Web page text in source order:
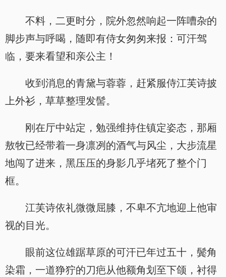
不料，二更时分，院外忽然响起一阵嘈杂的
脚步声与呼喝，随即有侍女匆匆来报：可汗驾
临，要来看望和亲公主！
收到消息的青黛与蓉蓉，赶紧服侍江芙诗披
上外衫，草草整理发髻。
刚在厅中站定，勉强维持住镇定姿态，那厢
敖牧已经带着一身凛冽的酒气与风尘，大步流星
地闯了进来，黑压压的身影几乎堵死了整个门
框。
江芙诗依礼微微屈膝，不卑不亢地迎上他审
视的目光。
眼前这位雄踞草原的可汗已年过五十，鬓角
染霜，一道狰狞的刀疤从他额角划至下颌，衬得